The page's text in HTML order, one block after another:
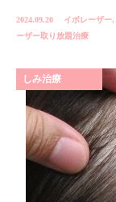
2024.09.20 イボレーザー,
ーザー取り放題治療
しみ治療